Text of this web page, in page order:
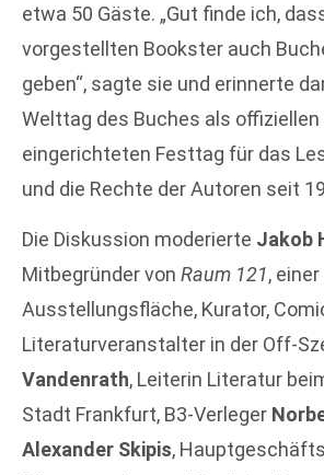
etwa 50 Gäste. „Gut finde ich,
vorgestellten Bookster auch
geben“, sagte sie und erinnerte
Welttag des Buches als offiziellen
eingerichteten Festtag für das
und die Rechte der Autoren seit
Die Diskussion moderierte Jakob
Mitbegründer von Raum 121,
Ausstellungsfläche, Kurator,
Literaturveranstalter in der Off-
Vandenrath, Leiterin Literatur
Stadt Frankfurt, B3-Verleger
Alexander Skipis,